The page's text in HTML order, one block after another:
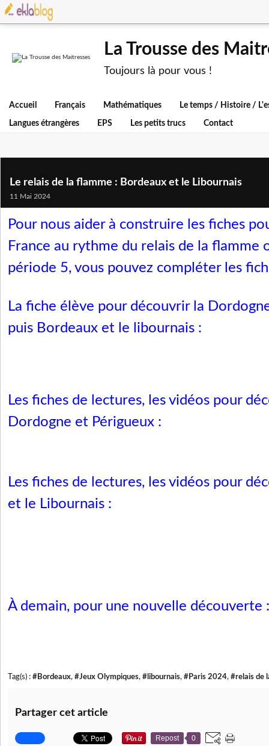
La Trousse des
Toujours là pour vous !
Accueil Français Mathématiques Le temps / Histoire /
Langues étrangères EPS Les petits trucs Contact
Le relais de la flamme : Bordeaux et le Libournais
11 Mai 2024
Pour nous aider à construire les fiches
France au rythme du relais de la flamme
période 5, vous pouvez compléter les
La fiche élève pour découvrir la
puis Bordeaux et le libournais :
Les fiches de lectures, les vidéos pour
Dordogne et Périgueux :
Les fiches de lectures, les vidéos pour
et le Libournais :
À demain, pour une nouvelle découverte
Tag(s) : #Bordeaux, #Jeux Olympiques, #libournais, #Paris 2024, #relais de
Partager cet article
Repost 0